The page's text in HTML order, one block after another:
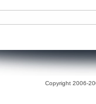
Copyright 2006-